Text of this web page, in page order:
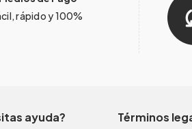
rápido y 100%
ayuda? Términos